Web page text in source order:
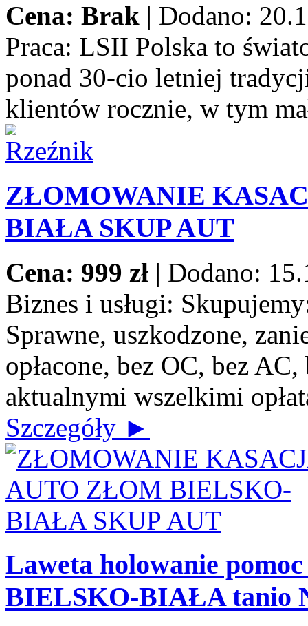
Cena: Brak | Dodano:
Praca: LSII Polska to
ponad 30-cio letniej
klientów rocznie, w tym
ZŁOMOWANIE
BIAŁA SKUP AUT
Cena: 999 zł | Dodano:
Biznes i usługi:
Sprawne, uszkodzone,
opłacone, bez OC, bez
aktualnymi wszelkimi
Szczegóły ►
Laweta holowanie
BIELSKO-BIAŁA tanio